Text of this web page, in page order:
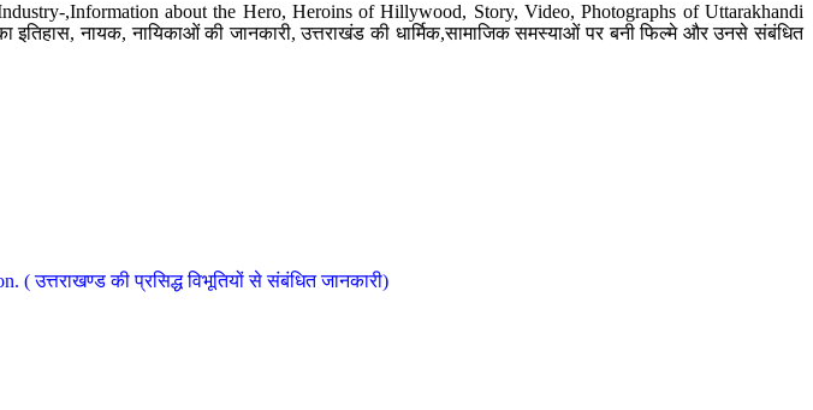
,Information about the Hero, Heroins of Hillywood, Story, Video, Photographs of Uttarakhandi
नायक, नायिकाओं की जानकारी, उत्तराखंड की धार्मिक,सामाजिक समस्याओं पर बनी फिल्मे और उनसे संबंधित
उत्तराखण्ड की प्रसिद्ध विभूतियों से संबंधित जानकारी)